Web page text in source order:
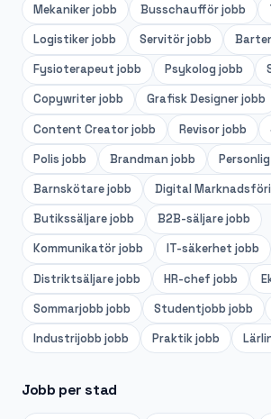
Mekanikerjobb Busschaufförjobb
Logistikerjobb Servitörjobb
Fysioterapeut jobb Psykolog jobb
Copywriterjobb Grafisk Designerjobb
Content Creatorjobb Revisorjobb
Polis jobb Brandman jobb
Barnskötarejobb Digital
Butikssäljarejobb B2B-säljarejobb
Kommunikatörjobb IT-säkerhet jobb
Distriktsäljarejobb HR-chef jobb
Sommarjobb jobb Studentjobb jobb
Industrijobb jobb Praktikjobb
Jobb per stad